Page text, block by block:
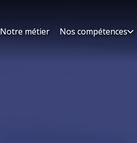
Notre métier Nos compétences
Notre métier Nos compétences